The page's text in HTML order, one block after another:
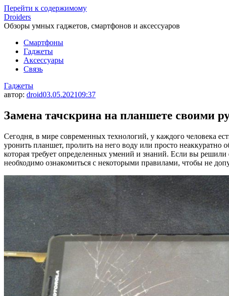
Перейти к содержимому
Droiders
Обзоры умных гаджетов, смартфонов и аксессуаров
Смартфоны
Гаджеты
Аксессуары
Связь
Гаджеты
автор: droid03.05.202109:37
Замена тачскрина на планшете своими
Сегодня, в мире современных технологий, у каждого человека
уронить планшет, пролить на него воду или просто неаккуратно
которая требует определенных умений и знаний. Если вы решили
необходимо ознакомиться с некоторыми правилами, чтобы не